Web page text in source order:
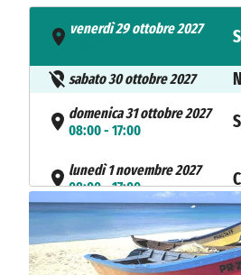
venerdì 29 ottobre 2027
sabato 30 ottobre 2027
domenica 31 ottobre 2027
08:00 - 17:00
lunedì 1 novembre 2027
08:00 - 17:00
martedì 2 novembre 2027
08:00 - 17:00